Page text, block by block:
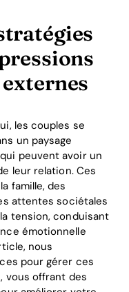
les couples se
un paysage
peuvent avoir un
leur relation. Ces
famille, des
attentes sociétales
tension, conduisant
émotionnelle
nous
pour gérer ces
vous offrant des